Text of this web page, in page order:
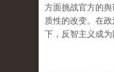
方面挑战官方的
质性的改变。在
下，反智主义成为